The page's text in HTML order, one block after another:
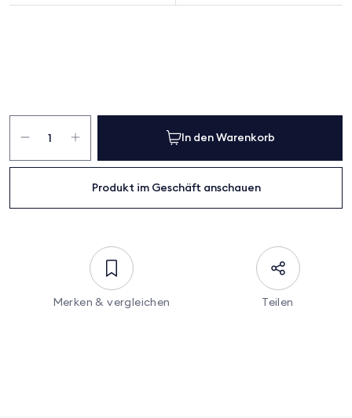
Kissenbezug
Leinen
Stonewash
Menge
In den Warenkorb
Produkt im Geschäft anschauen
Merken & vergleichen Teilen